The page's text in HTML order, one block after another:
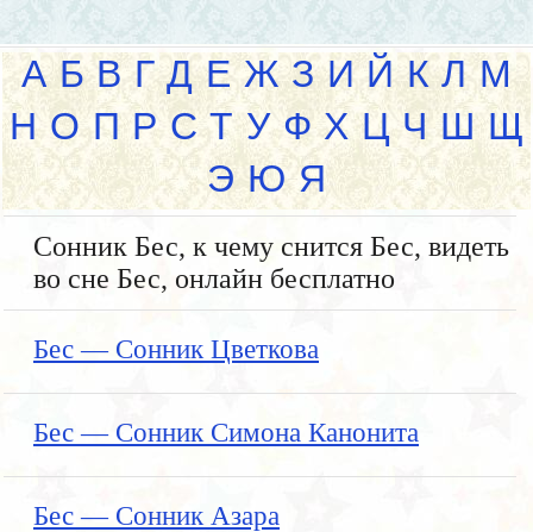
А Б В Г Д Е Ж З И Й К Л М
Н О П Р С Т У Ф Х Ц Ч Ш Щ
Э Ю Я
Сонник Бес, к чему снится Бес, видеть
во сне Бес, онлайн бесплатно
Бес — Сонник Цветкова
Бес — Сонник Симона Канонита
Бес — Сонник Азара